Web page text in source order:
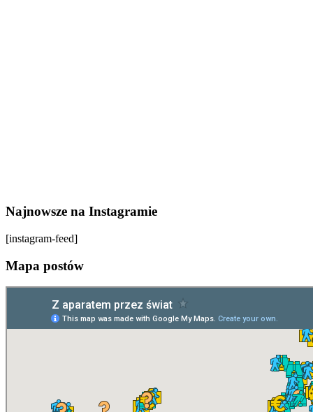
Najnowsze na Instagramie
[instagram-feed]
Mapa postów